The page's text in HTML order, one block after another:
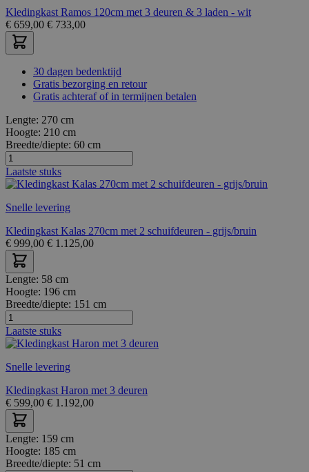
Kledingkast Ramos 120cm met 3 deuren & 3 laden - wit
€ 659,00 € 733,00
30 dagen bedenktijd
Gratis bezorging en retour
Gratis achteraf of in termijnen betalen
Lengte: 270 cm
Hoogte: 210 cm
Breedte/diepte: 60 cm
Laatste stuks
Snelle levering
Kledingkast Kalas 270cm met 2 schuifdeuren - grijs/bruin
€ 999,00 € 1.125,00
Lengte: 58 cm
Hoogte: 196 cm
Breedte/diepte: 151 cm
Laatste stuks
Snelle levering
Kledingkast Haron met 3 deuren
€ 599,00 € 1.192,00
Lengte: 159 cm
Hoogte: 185 cm
Breedte/diepte: 51 cm